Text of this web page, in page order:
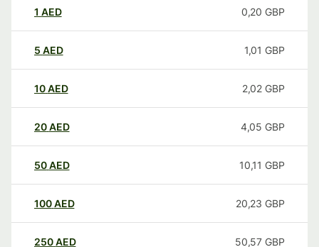
1 AED 0,20 GBP
5 AED 1,01 GBP
10AED 2,02 GBP
20AED 4,05 GBP
50AED 10,11 GBP
100AED 20,23 GBP
250AED 50,57 GBP